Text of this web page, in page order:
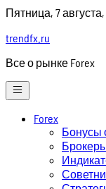
Skip
content
Пятница, 7 августа,
trendfx.ru
Все о рынке Forex
Forex
Бонусы